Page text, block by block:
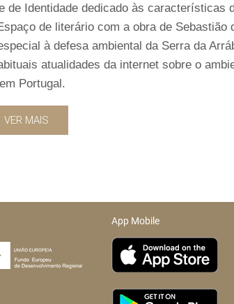
Identidade dedicado às características
de literário com a obra de Sebastião
à defesa ambiental da Serra da
atualidades da internet sobre o
Portugal.
VER MAIS
App Mobile